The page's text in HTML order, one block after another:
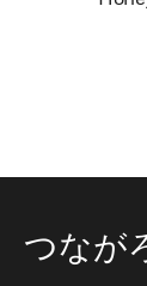
つなが